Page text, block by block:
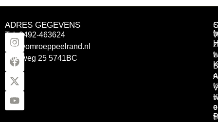
ADRES GEGEVENS
Tel: 0492-463624
info@omroeppeelrand.nl
Otterweg 25 5741BC